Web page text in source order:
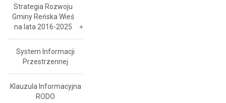
Strategia Rozwoju
Gminy Reńska Wieś
na lata 2016-2025
System Informacji
Przestrzennej
Klauzula Informacyjna
RODO